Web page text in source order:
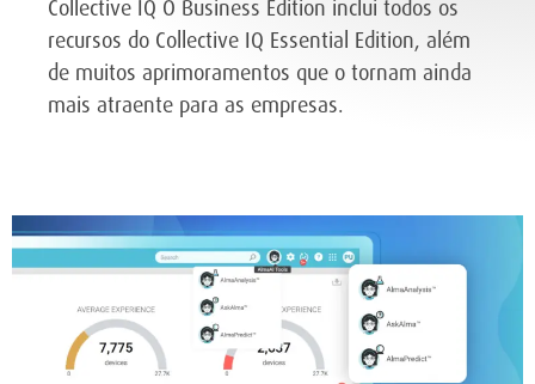
Collective IQ O Business Edition inclui todos os
recursos do Collective IQ Essential Edition, além
de muitos aprimoramentos que o tornam ainda
mais atraente para as empresas.